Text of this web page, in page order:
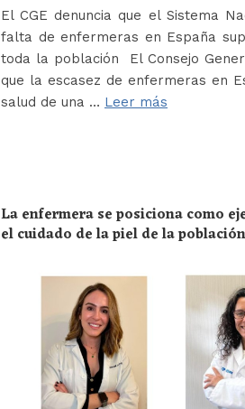
El CGE denuncia que el Sistema
falta de enfermeras en España
toda la población El Consejo
que la escasez de enfermeras en
salud de una … Leer más
La enfermera se posiciona como
el cuidado de la piel de la población